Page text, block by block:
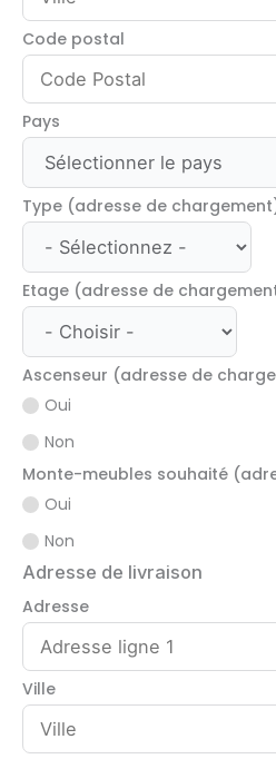
Code postal
Pays
Type (adresse de
Etage (adresse de
Ascenseur (adresse de
Oui
Non
Monte-meubles souhaité
Oui
Non
Adresse de livraison
Adresse
Ville